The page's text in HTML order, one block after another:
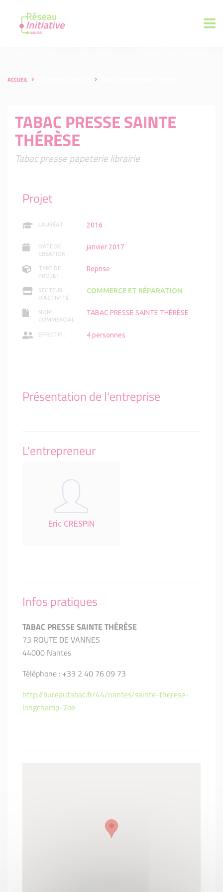
ACCUEIL
TABAC PRESSE SAINTE
THÉRÈSE
Tabac presse papeterie librairie
Projet
LAURÉAT : 2016
DATE DE
CRÉATION :
janvier 2017
TYPE DE
PROJET :
Reprise
SECTEUR
D'ACTIVITÉ :
COMMERCE ET RÉPARATION
NOM
COMMERCIAL
:
TABAC PRESSE SAINTE THÉRÈSE
EFFECTIF : 4 personnes
Présentation de l'entreprise
L'entrepreneur
Eric CRESPIN
Infos pratiques
TABAC PRESSE SAINTE THÉRÈSE
73 ROUTE DE VANNES
44000 Nantes
Téléphone : +33 2 40 76 09 73
http://bureautabac.fr/44/nantes/sainte-therese-
longchamp-7oe